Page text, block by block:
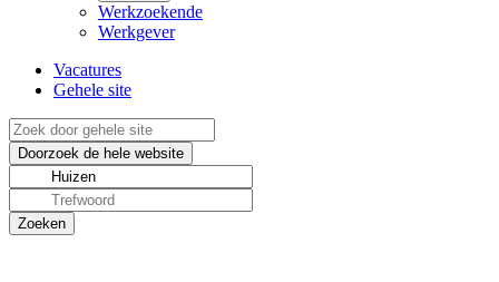
Werkzoekende
Werkgever
Vacatures
Gehele site